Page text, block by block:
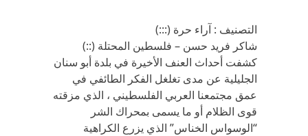
التصنيف : آراء حرة (:::)
شاكر فريد حسن – فلسطين المحتلة (::)
كشفت أحداث العنف الأخيرة في بلدة أبو سنان
الجليلية عن مدى تغلغل الفكر الطائفي في
عمق مجتمعنا العربي الفلسطيني ، الذي مزقته
قوى الظلام أو ما يسمى بمحراك الشر
“الوسواس الخناس” الذي يزرع الكراهية